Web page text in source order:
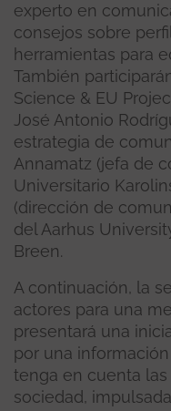
experto en
consejos sobre
herramientas para
También
Science & EU
José Antonio
estrategia de
Annamatz (jefa de
Universitario
(dirección de
del Aarhus
Breen.
A continuación, la
actores para una
presentará una
por una
tenga en cuenta
sociedad,